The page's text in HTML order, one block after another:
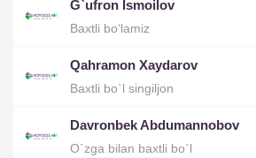
G`ufron Ismoilov
Baxtli bo‘lamiz
Qahramon Xaydarov
Baxtli bo`l singiljon
Davronbek Abdumannobov
O`zga bilan baxtli bo`l